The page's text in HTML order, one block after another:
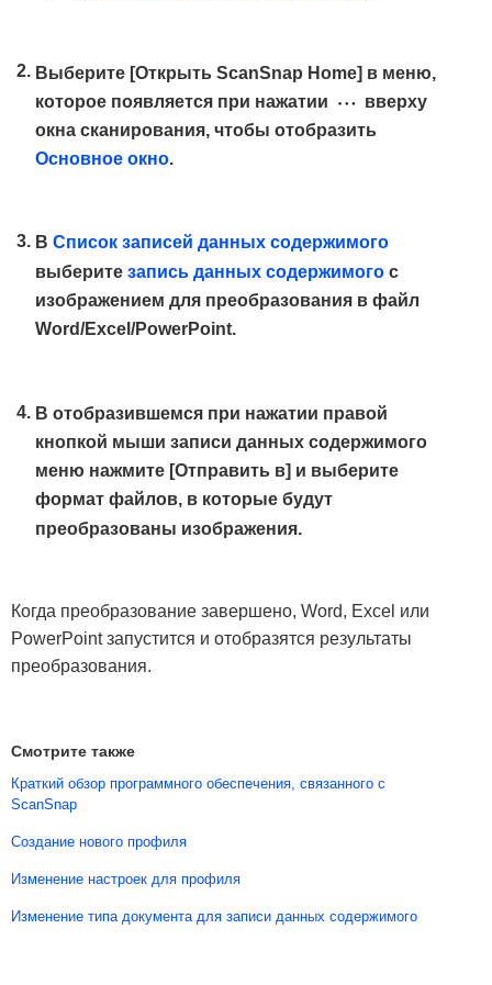
Выберите [Открыть ScanSnap Home] в меню,
которое появляется при нажатии
вверху
окна сканирования, чтобы отобразить
Основное окно.
В Список записей данных содержимого
выберите запись данных содержимого с
изображением для преобразования в файл
Word/Excel/PowerPoint.
В отобразившемся при нажатии правой
кнопкой мыши записи данных содержимого
меню нажмите [Отправить в] и выберите
формат файлов, в которые будут
преобразованы изображения.
Когда преобразование завершено, Word, Excel или
PowerPoint запустится и отобразятся результаты
преобразования.
Смотрите также
Краткий обзор программного обеспечения, связанного с
ScanSnap
Создание нового профиля
Изменение настроек для профиля
Изменение типа документа для записи данных содержимого